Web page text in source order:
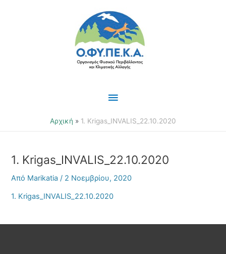
Κύριο
Μενού
Αρχική 1. Krigas_INVALIS_22.10.2020
1. Krigas_INVALIS_22.10.2020
Από Marikatia/ 2 Νοεμβρίου, 2020
1. Krigas_INVALIS_22.10.2020